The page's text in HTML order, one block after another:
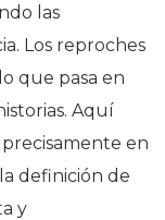
las
Los reproches
que pasa en
Aquí
en
definición de
y